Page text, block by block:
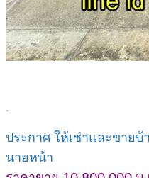
.
ประกาศ ให้เช่าและขายบ้
นายหน้า